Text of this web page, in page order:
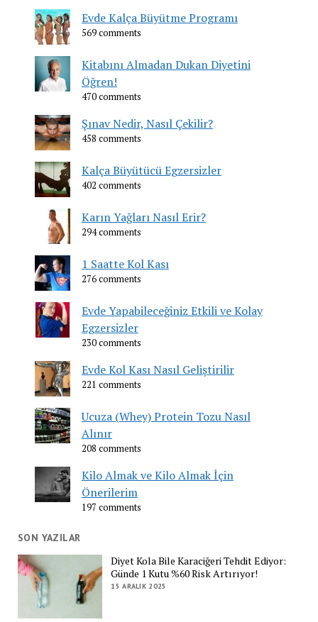
Evde Kalça Büyütme Programı
569 comments
Kitabını Almadan Dukan Diyetini
Öğren!
470 comments
Şınav Nedir, Nasıl Çekilir?
458 comments
Kalça Büyütücü Egzersizler
402 comments
Karın Yağları Nasıl Erir?
294 comments
1 Saatte Kol Kası
276 comments
Evde Yapabileceğiniz Etkili ve Kolay
Egzersizler
230 comments
Evde Kol Kası Nasıl Geliştirilir
221 comments
Ucuza (Whey) Protein Tozu Nasıl
Alınır
208 comments
Kilo Almak ve Kilo Almak İçin
Önerilerim
197 comments
SON YAZILAR
Diyet Kola Bile Karaciğeri Tehdit Ediyor:
Günde 1 Kutu %60 Risk Artırıyor!
15 ARALIK 2025